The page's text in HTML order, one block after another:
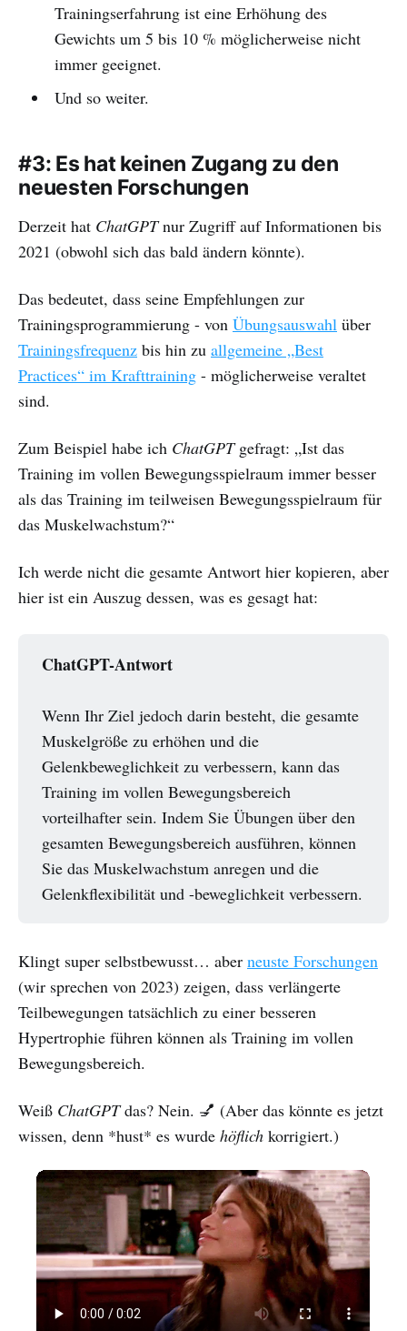
Trainingserfahrung ist eine Erhöhung des
Gewichts um 5 bis 10 % möglicherweise nicht
immer geeignet.
Und so weiter.
#3: Es hat keinen Zugang zu den
neuesten Forschungen
Derzeit hat ChatGPTnur Zugriff auf Informationen bis
2021 (obwohl sich das bald ändern könnte).
Das bedeutet, dass seine Empfehlungen zur
Trainingsprogrammierung - von Übungsauswahl über
Trainingsfrequenz bis hin zu allgemeine „Best
Practices“ im Krafttraining - möglicherweise veraltet
sind.
Zum Beispiel habe ich ChatGPTgefragt: „Ist das
Training im vollen Bewegungsspielraum immer besser
als das Training im teilweisen Bewegungsspielraum für
das Muskelwachstum?“
Ich werde nicht die gesamte Antwort hier kopieren, aber
hier ist ein Auszug dessen, was es gesagt hat:
ChatGPT-Antwort
Wenn Ihr Ziel jedoch darin besteht, die gesamte
Muskelgröße zu erhöhen und die
Gelenkbeweglichkeit zu verbessern, kann das
Training im vollen Bewegungsbereich
vorteilhafter sein. Indem Sie Übungen über den
gesamten Bewegungsbereich ausführen, können
Sie das Muskelwachstum anregen und die
Gelenkflexibilität und -beweglichkeit verbessern.
Klingt super selbstbewusst… aber neuste Forschungen
(wir sprechen von 2023) zeigen, dass verlängerte
Teilbewegungen tatsächlich zu einer besseren
Hypertrophie führen können als Training im vollen
Bewegungsbereich.
Weiß ChatGPTdas? Nein. 💅 (Aber das könnte es jetzt
wissen, denn *hust* es wurde höflich korrigiert.)